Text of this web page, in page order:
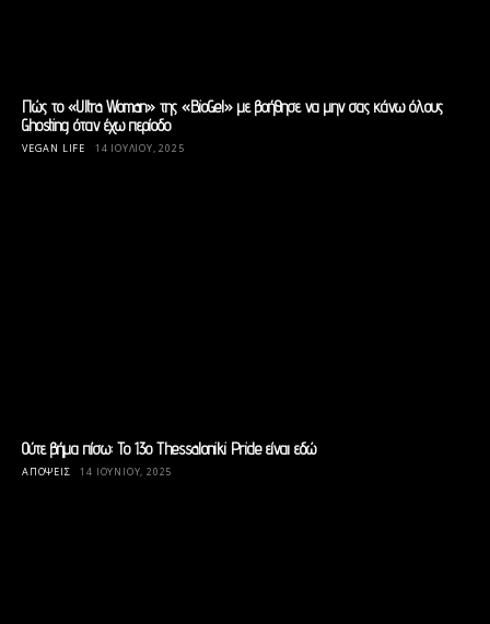
Πώς το «Ultra Woman» της «BioGel» με βοήθησε να μην σας κάνω όλους
Ghosting όταν έχω περίοδο
VEGAN LIFE 14 ΙΟΥΛΊΟΥ, 2025
Ούτε βήμα πίσω: Το 13ο Thessaloniki Pride είναι εδώ
ΑΠΟΨΕΙΣ 14 ΙΟΥΝΊΟΥ, 2025